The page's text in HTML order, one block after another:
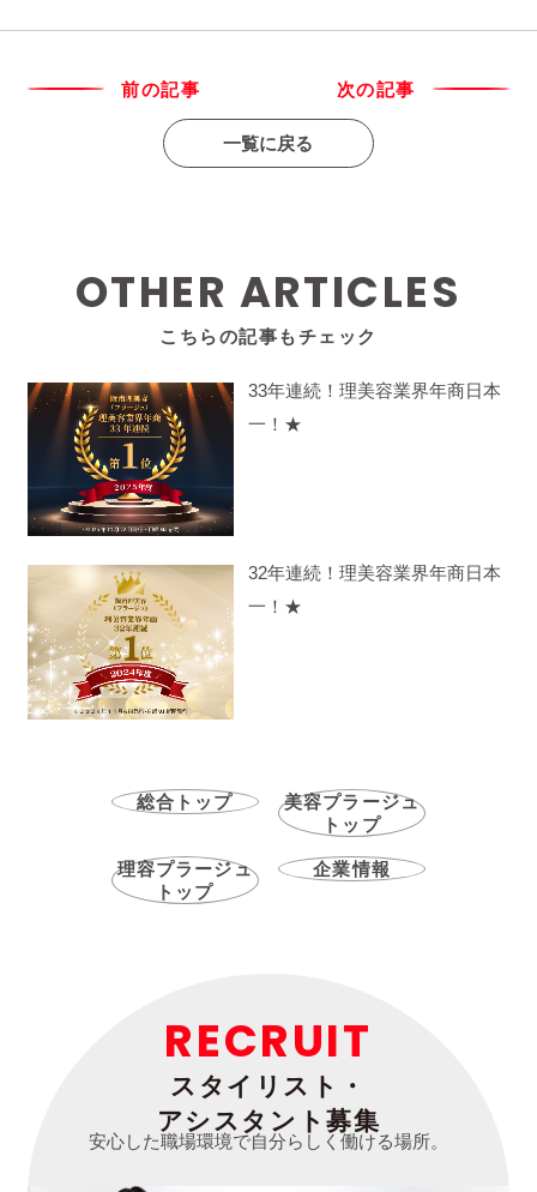
前の記事 次の記事
一覧に戻る
OTHER ARTICLES
こちらの記事もチェック
33年連続！理美容業界年商日本
一！★
32年連続！理美容業界年商日本
一！★
総合トップ
美容プラージュ
トップ
理容プラージュ
トップ
企業情報
RECRUIT
スタイリスト・
アシスタント募集
安心した職場環境で自分らしく働ける場所。